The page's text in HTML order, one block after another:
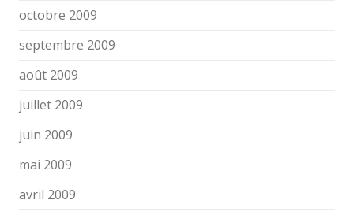
octobre 2009
septembre 2009
août 2009
juillet 2009
juin 2009
mai 2009
avril 2009